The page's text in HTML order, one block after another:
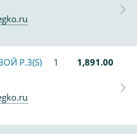
Р.3(S)
1 1,891.00